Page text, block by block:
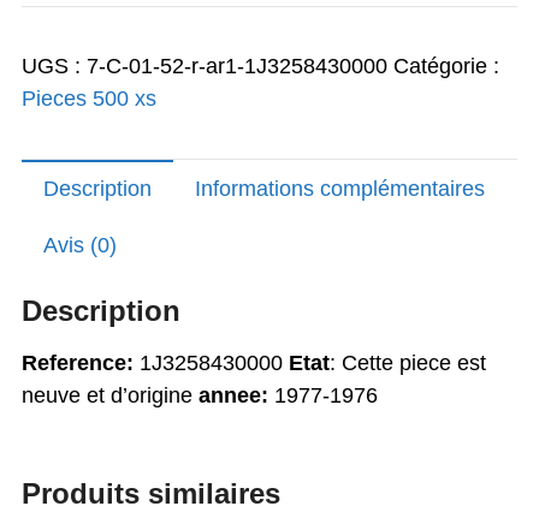
support
XS500
Yamaha
tres
UGS : 7-C-01-52-r-ar1-1J3258430000 Catégorie :
Pieces 500 xs
Description Informations complémentaires
Avis (0)
Description
Reference: 1J3258430000 Etat: Cette piece est
neuve et d’origine annee: 1977-1976
Produits similaires